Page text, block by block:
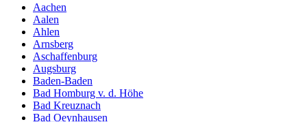
Aachen
Aalen
Ahlen
Arnsberg
Aschaffenburg
Augsburg
Baden-Baden
Bad Homburg v. d. Höhe
Bad Kreuznach
Bad Oeynhausen